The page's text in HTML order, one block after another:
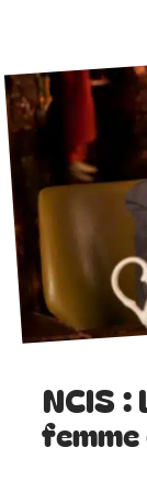
NCIS :